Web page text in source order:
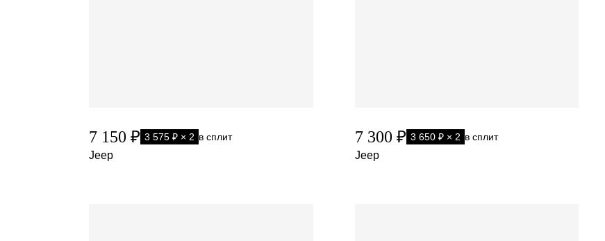
7 150 ₽ 3 575 ₽ × 2 в сплит
Jeep
7 300 ₽ 3 650 ₽ × 2 в сплит
Jeep